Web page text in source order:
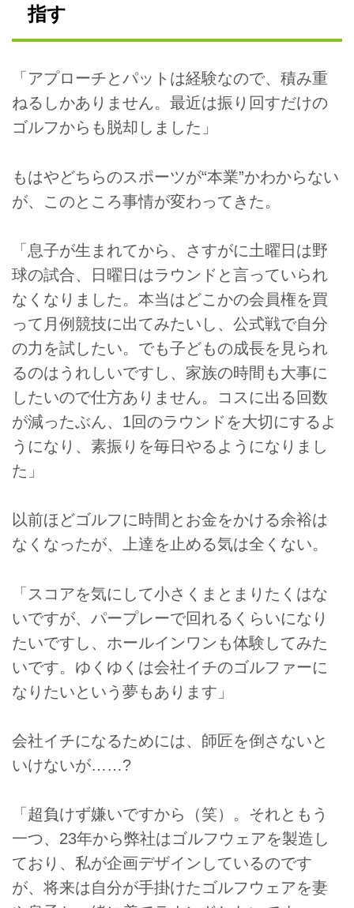
指す
「アプローチとパットは経験なので、積み重
ねるしかありません。最近は振り回すだけの
ゴルフからも脱却しました」
もはやどちらのスポーツが“本業”かわからない
が、このところ事情が変わってきた。
「息子が生まれてから、さすがに土曜日は野
球の試合、日曜日はラウンドと言っていられ
なくなりました。本当はどこかの会員権を買
って月例競技に出てみたいし、公式戦で自分
の力を試したい。でも子どもの成長を見られ
るのはうれしいですし、家族の時間も大事に
したいので仕方ありません。コスに出る回数
が減ったぶん、1回のラウンドを大切にするよ
うになり、素振りを毎日やるようになりまし
た」
以前ほどゴルフに時間とお金をかける余裕は
なくなったが、上達を止める気は全くない。
「スコアを気にして小さくまとまりたくはな
いですが、パープレーで回れるくらいになり
たいですし、ホールインワンも体験してみた
いです。ゆくゆくは会社イチのゴルファーに
なりたいという夢もあります」
会社イチになるためには、師匠を倒さないと
いけないが……?
「超負けず嫌いですから（笑）。それともう
一つ、23年から弊社はゴルフウェアを製造し
ており、私が企画デザインしているのです
が、将来は自分が手掛けたゴルフウェアを妻